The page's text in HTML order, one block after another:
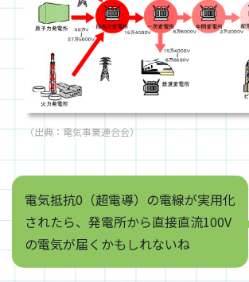
（出典：電気事業連合会）
電気抵抗0（超電導）の電線が実用化
されたら、発電所から直接直流100V
の電気が届くかもしれないね